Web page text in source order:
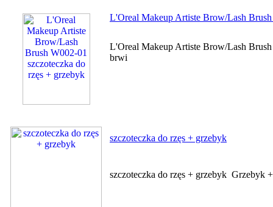
L'Oreal Makeup Artiste Brow/Lash
L'Oreal Makeup Artiste Brow/Lash
brwi
szczoteczka do rzęs + grzebyk
szczoteczka do rzęs + grzebyk Grzebyk